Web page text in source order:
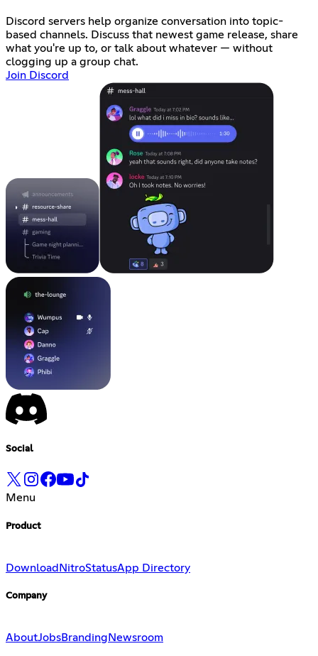
Discord servers help organize conversation into topic-
based channels. Discuss that newest game release, share
what you're up to, or talk about whatever — without
clogging up a group chat.
Join Discord
Social
Menu
Product
Download NitroStatusApp Directory
Company
AboutJobsBranding Newsroom